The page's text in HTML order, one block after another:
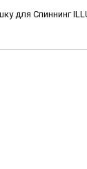
для Спиннинг